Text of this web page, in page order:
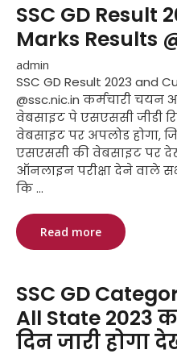
SSC GD Result
Marks Results
admin
SSC GD Result 2023 and
@ssc.nic.in कर्मचारी
वेबसाइट पे एसएससी जीडी
वेबसाइट पर अपलोड होगा,
एसएससी की वेबसाइट पर
ऑनलाइन परीक्षा देने वाले
कि ...
Read more
SSC GD
All State 2023
दिन जारी होगा